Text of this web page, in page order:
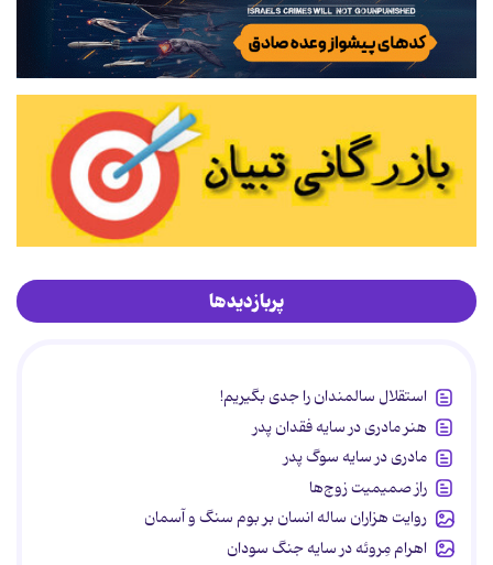
پربازدیدها
استقلال سالمندان را جدی بگیریم!
هنر مادری در سایه‌ فقدان پدر
مادری در سایه سوگ پدر
راز صمیمیت زوج‌ها
روایت هزاران ساله انسان بر بوم سنگ و آسمان
اهرام مِروئه در سایه جنگ سودان